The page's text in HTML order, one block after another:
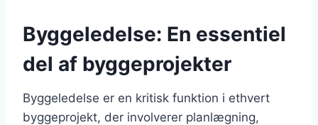
Byggeledelse: En essentiel
del af byggeprojekter
Byggeledelse er en kritisk funktion i ethvert
byggeprojekt, der involverer planlægning,